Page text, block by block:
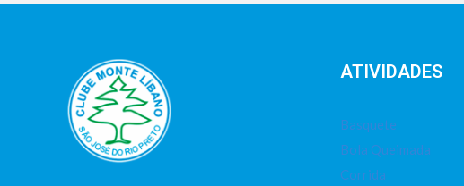
ATIVIDADES
Basquete
Bola Queimada
Corrida